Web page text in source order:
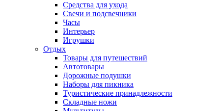
Средства для ухода
Свечи и подсвечники
Часы
Интерьер
Игрушки
Отдых
Товары для путешествий
Автотовары
Дорожные подушки
Наборы для пикника
Туристические принадлежности
Складные ножи